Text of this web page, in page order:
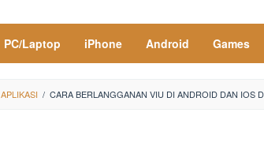
PC/Laptop iPhone Android Games
APLIKASI / CARA BERLANGGANAN VIU DI ANDROID DAN IOS